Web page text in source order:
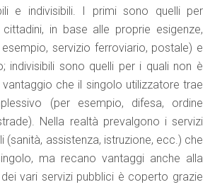
e indivisibili. I primi sono quelli per
in base alle proprie esigenze,
servizio ferroviario, postale) e
indivisibili sono quelli per i quali non è
che il singolo utilizzatore trae
(per esempio, difesa, ordine
Nella realtà prevalgono i servizi
(sanità, assistenza, istruzione, ecc.) che
ma recano vantaggi anche alla
vari servizi pubblici è coperto grazie